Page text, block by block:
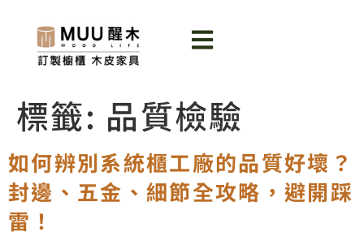
標籤: 品質檢驗
如何辨別系統櫃工廠的品質好壞？
封邊、五金、細節全攻略，避開踩
雷！